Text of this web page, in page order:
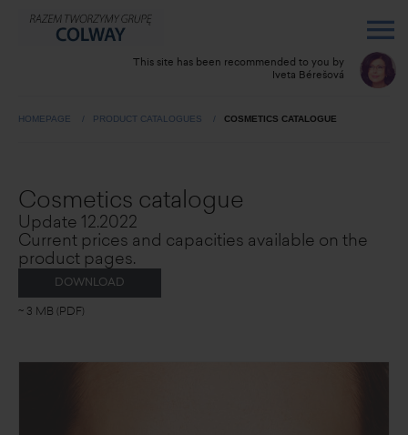
This site has been recommended to you by
Iveta Bérešová
HOMEPAGE PRODUCT CATALOGUES COSMETICS CATALOGUE
Cosmetics catalogue
Update 12.2022
Current prices and capacities available on the
product pages.
DOWNLOAD
~ 3 MB (PDF)